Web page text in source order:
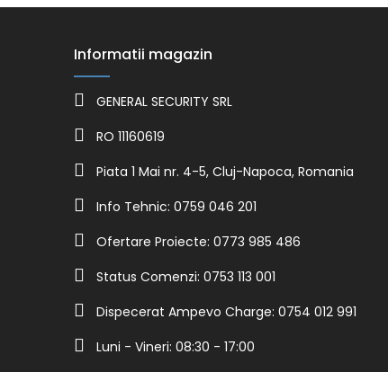
Informatii magazin
GENERAL SECURITY SRL
RO 11160619
Piata 1 Mai nr. 4-5, Cluj-Napoca, Romania
Info Tehnic: 0759 046 201
Ofertare Proiecte: 0773 985 486
Status Comenzi: 0753 113 001
Dispecerat Ampevo Charge: 0754 012 991
Luni - Vineri: 08:30 - 17:00